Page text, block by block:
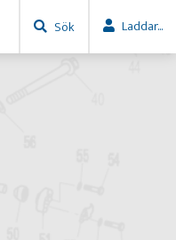
Sök Laddar...